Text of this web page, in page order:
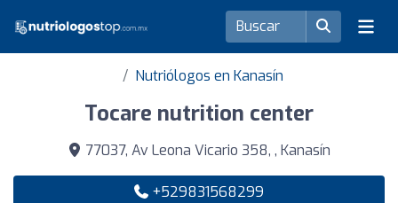
Nutriólogos en Kanasín
Tocare nutrition center
77037, Av Leona Vicario 358, , Kanasín
+529831568299